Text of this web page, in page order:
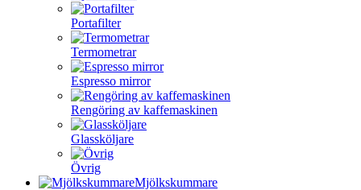
Portafilter
Termometrar
Espresso mirror
Rengöring av kaffemaskinen
Glassköljare
Övrig
Mjölkskummare